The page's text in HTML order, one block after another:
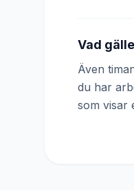
Vad
Även
du har
som visar